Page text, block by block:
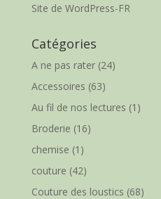
Site de WordPress-FR
Catégories
A ne pas rater(24)
Accessoires (63)
Au fil de nos lectures (1)
Broderie (16)
chemise (1)
couture (42)
Couture des loustics (68)